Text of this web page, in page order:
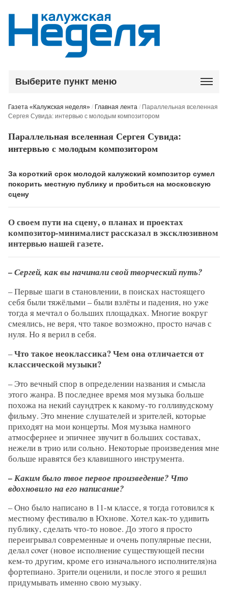
Выберите пункт меню
Газета «Калужская неделя» / Главная лента / Параллельная вселенная
Сергея Сувида: интервью с молодым композитором
Параллельная вселенная Сергея Сувида:
интервью с молодым композитором
За короткий срок молодой калужский композитор сумел
покорить местную публику и пробиться на московскую
сцену
О своем пути на сцену, о планах и проектах
композитор-минималист рассказал в эксклюзивном
интервью нашей газете.
– Сергей,как вы начинали свой творческий путь?
– Первые шаги в становлении, в поисках настоящего
себя были тяжёлыми – были взлёты и падения, но уже
тогда я мечтал о больших площадках. Многие вокруг
смеялись, не веря, что такое возможно, просто начав с
нуля. Но я верил в себя.
–Что такое неоклассика? Чем она отличается от
классической музыки?
– Это вечный спор в определении названия и смысла
этого жанра. В последнее время моя музыка больше
похожа на некий саундтрек к какому-то голливудскому
фильму. Это мнение слушателей и зрителей, которые
приходят на мои концерты. Моя музыка намного
атмосфернее и эпичнее звучит в больших составах,
нежели в трио или сольно. Некоторые произведения мне
больше нравятся без клавишного инструмента.
– Каким было твое первое произведение? Что
вдохновило на его написание?
– Оно было написано в 11-м классе, я тогда готовился к
местному фестивалю в Юхнове. Хотел как-то удивить
публику, сделать что-то новое. До этого я просто
переигрывал современные и очень популярные песни,
делал cover (новое исполнение существующей песни
кем-то другим, кроме его изначального исполнителя)на
фортепиано. Зрители оценили, и после этого я решил
придумывать именно свою музыку.